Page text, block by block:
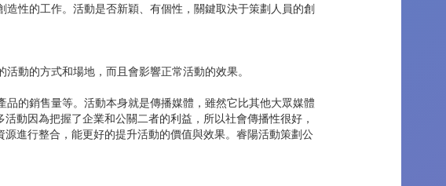
性的工作。活動是否新穎、有個性，關鍵取決于策劃人員的創
動的方式和場地，而且會影響正常活動的效果。
的銷售量等。活動本身就是傳播媒體，雖然它比其他大眾媒體
動因為把握了企業和公關二者的利益，所以社會傳播性很好，
進行整合，能更好的提升活動的價值與效果。睿陽活動策劃公